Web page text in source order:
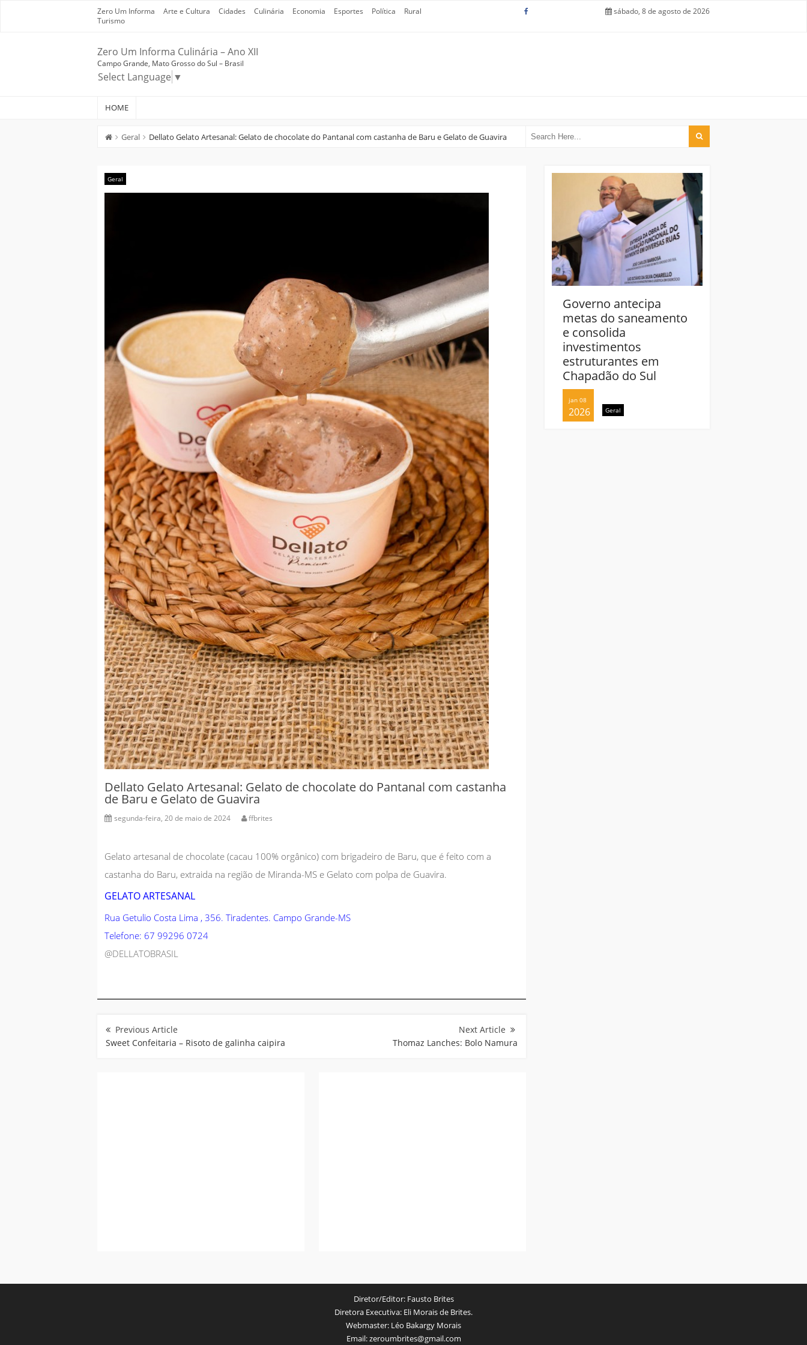
Zero Um Informa Arte e Cultura Cidades Culinária Economia Esportes Política
Rural
Turismo
sábado, 8 de agosto de 2026
Zero Um Informa Culinária – Ano XII
Campo Grande, Mato Grosso do Sul – Brasil
Select Language ▼
HOME
Geral Dellato Gelato Artesanal: Gelato de chocolate do Pantanal com castanha de Baru e Gelato de Guavira
Geral
Dellato Gelato Artesanal: Gelato de chocolate do Pantanal com castanha
de Baru e Gelato de Guavira
segunda-feira, 20 de maio de 2024 ffbrites
Gelato artesanal de chocolate (cacau 100% orgânico) com brigadeiro de Baru, que é feito com a
castanha do Baru, extraida na região de Miranda-MS e Gelato com polpa de Guavira.
GELATO ARTESANAL
Rua Getulio Costa Lima , 356. Tiradentes. Campo Grande-MS
Telefone: 67 99296 0724
@DELLATOBRASIL
de
Post
Sweet Confeitaria – Risoto de galinha caipira Thomaz Lanches: Bolo Namura
Governo antecipa
metas do saneamento
e consolida
investimentos
estruturantes em
Chapadão do Sul
jan 08
2026
Governo antecipa
metas do saneamento
e consolida
investimentos
estruturantes em
Chapadão do Sul
jan 08
2026 Geral
Diretor/Editor:Fausto Brites
Diretora Executiva: Eli Morais de Brites.
Webmaster: Léo Bakargy Morais
Email:zeroumbrites@gmail.com